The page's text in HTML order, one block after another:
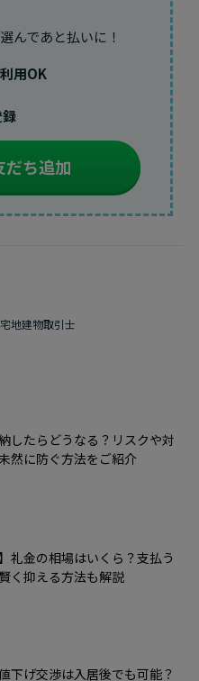
んであと払いに！
利用OK
だち追加
地建物取引士
したらどうなる？リスクや対
然に防ぐ方法をご紹介
】礼金の相場はいくら？支払う
く抑える方法も解説
下げ交渉は入居後でも可能？